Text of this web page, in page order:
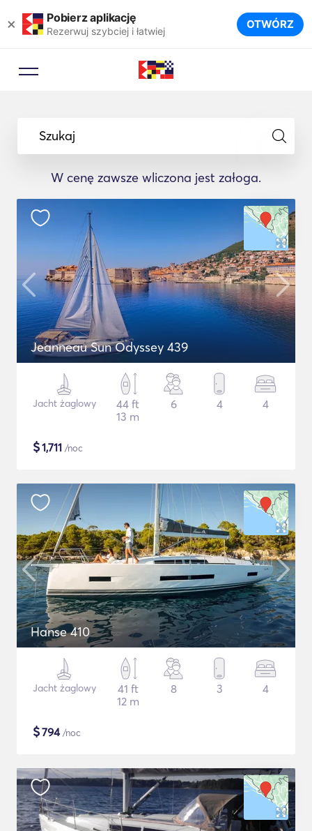
× Pobierz aplikację
Rezerwuj szybciej i łatwiej OTWÓRZ
Szukaj
W cenę zawsze wliczona jest załoga.
Jeanneau Sun Odyssey 439
Jacht żaglowy
44 ft
13 m
6 4 4
$1,711 /noc
Hanse 410
Jacht żaglowy
41 ft
12 m
8 3 4
$794/noc